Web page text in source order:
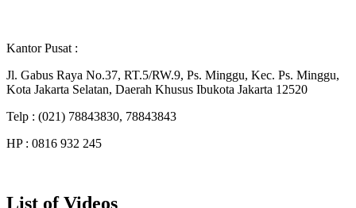
Kantor Pusat :
Jl. Gabus Raya No.37, RT.5/RW.9, Ps. Minggu, Kec. Ps. Minggu,
Kota Jakarta Selatan, Daerah Khusus Ibukota Jakarta 12520
Telp : (021) 78843830, 78843843
HP : 0816 932 245
List of Videos